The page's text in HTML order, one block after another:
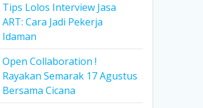
Tips Lolos Interview Jasa
ART: Cara Jadi Pekerja
Idaman
Open Collaboration !
Rayakan Semarak 17 Agustus
Bersama Cicana